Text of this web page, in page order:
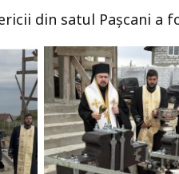
din satul Pașcani a